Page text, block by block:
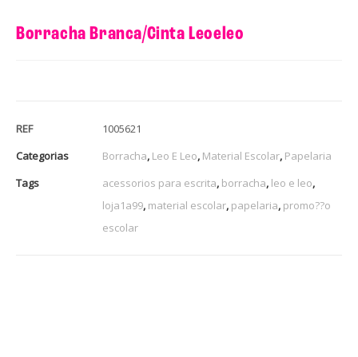
Borracha Branca/Cinta Leoeleo
REF
1005621
Categorias
Borracha, Leo E Leo, Material Escolar, Papelaria
Tags
acessorios para escrita, borracha, leo e leo,
loja1a99, material escolar, papelaria, promo??o
escolar